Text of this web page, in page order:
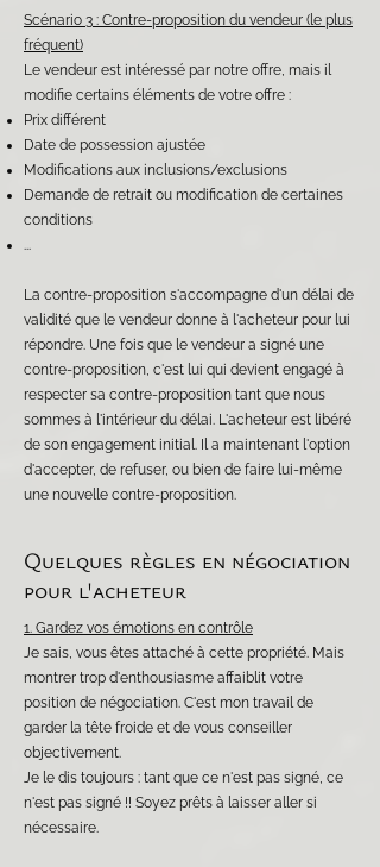
Scénario 3 : Contre-proposition du vendeur (le plus
fréquent)
Le vendeur est intéressé par notre offre, mais il
modifie certains éléments de votre offre :
Prix différent
Date de possession ajustée
Modifications aux inclusions/exclusions
Demande de retrait ou modification de certaines
conditions
...
La contre-proposition s'accompagne d'un délai de
validité que le vendeur donne à l'acheteur pour lui
répondre. Une fois que le vendeur a signé une
contre-proposition, c'est lui qui devient engagé à
respecter sa contre-proposition tant que nous
sommes à l'intérieur du délai. L'acheteur est libéré
de son engagement initial. Il a maintenant l'option
d'accepter, de refuser, ou bien de faire lui-même
une nouvelle contre-proposition.
Quelques règles en négociation
pour l'acheteur
1. Gardez vos émotions en contrôle
Je sais, vous êtes attaché à cette propriété. Mais
montrer trop d'enthousiasme affaiblit votre
position de négociation. C'est mon travail de
garder la tête froide et de vous conseiller
objectivement.
Je le dis toujours : tant que ce n'est pas signé, ce
n'est pas signé !! Soyez prêts à laisser aller si
nécessaire.